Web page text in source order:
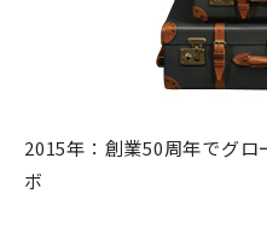
2015年：創業50周年でグロ
ボ